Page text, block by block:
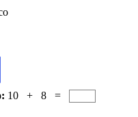
10 + 8 =